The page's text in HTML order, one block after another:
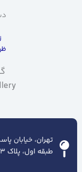
تهران، خیابان
طبقه اول، پلاک ۲۳